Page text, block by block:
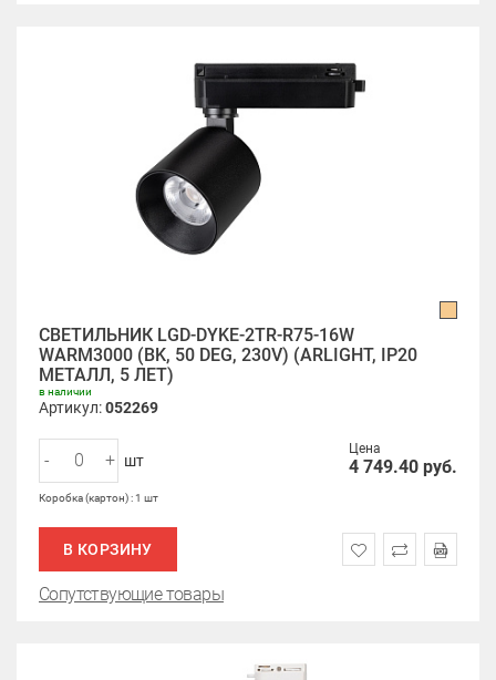
СВЕТИЛЬНИК LGD-DYKE-2TR-R75-16W
WARM3000 (BK, 50 DEG, 230V) (ARLIGHT, IP20
МЕТАЛЛ, 5 ЛЕТ)
в наличии
Артикул:052269
Цена
4 749.40 руб.
- + шт
Коробка (картон) : 1 шт
В КОРЗИНУ
Сопутствующие товары